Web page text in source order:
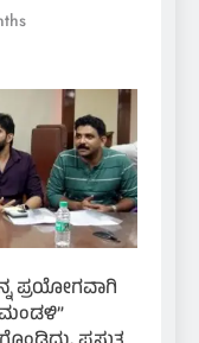
ಪ್ರಯೋಗವಾಗಿ